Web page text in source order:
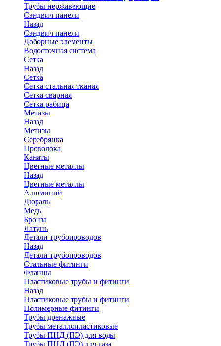
Трубы нержавеющие
Сэндвич панели
Назад
Сэндвич панели
Доборные элементы
Водосточная система
Сетка
Назад
Сетка
Сетка стальная тканая
Сетка сварная
Сетка рабица
Метизы
Назад
Метизы
Серебрянка
Проволока
Канаты
Цветные металлы
Назад
Цветные металлы
Алюминий
Дюраль
Медь
Бронза
Латунь
Детали трубопроводов
Назад
Детали трубопроводов
Стальные фитинги
Фланцы
Пластиковые трубы и фитинги
Назад
Пластиковые трубы и фитинги
Полимерные фитинги
Трубы дренажные
Трубы металлопластиковые
Трубы ПНД (ПЭ) для воды
Трубы ПНД (ПЭ) для газа